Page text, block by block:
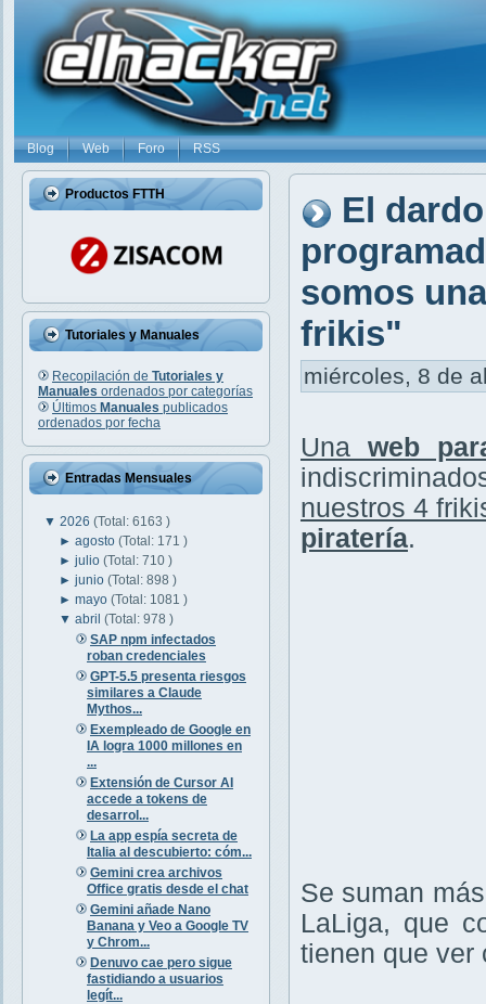
Blog Web Foro RSS
Productos FTTH
Tutoriales y Manuales
Recopilación de Tutoriales y
Manuales ordenados por categorías
Últimos Manuales publicados
ordenados por fecha
Entradas Mensuales
▼ 2026 (Total: 6163 )
►agosto(Total: 171 )
►julio(Total: 710 )
►junio(Total: 898 )
►mayo(Total: 1081 )
▼abril(Total: 978 )
SAP npm infectados
roban credenciales
GPT-5.5 presenta riesgos
similares a Claude
Mythos...
Exempleado de Google en
IA logra 1000 millones en
...
Extensión de Cursor AI
accede a tokens de
desarrol...
La app espía secreta de
Italia al descubierto: cóm...
Gemini crea archivos
Office gratis desde el chat
Gemini añade Nano
Banana y Veo a Google TV
y Chrom...
Denuvo cae pero sigue
fastidiando a usuarios
legít...
El
somos
frikis"
miércoles, 8 de
Una web
nuestros 4
piratería.
Se suman
LaLiga, que
tienen que ver